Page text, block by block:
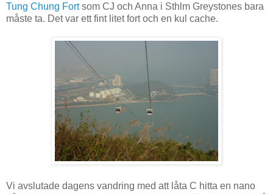
Tung Chung Fortsom CJ och Anna i Sthlm Greystones bara
måste ta. Det var ett fint litet fort och en kul cache.
Vi avslutade dagens vandring med att låta C hitta en nano